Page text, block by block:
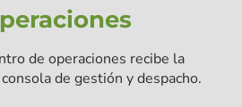
de operaciones recibe la
de gestión y despacho.